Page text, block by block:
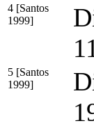
4 [Santos
1999]
5 [Santos
1999]